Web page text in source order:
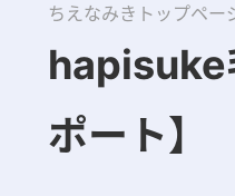
ちえなみきトップペー
hapisuke
ポート】